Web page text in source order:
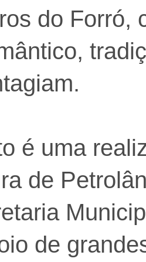
do Forró,
é uma
de
de